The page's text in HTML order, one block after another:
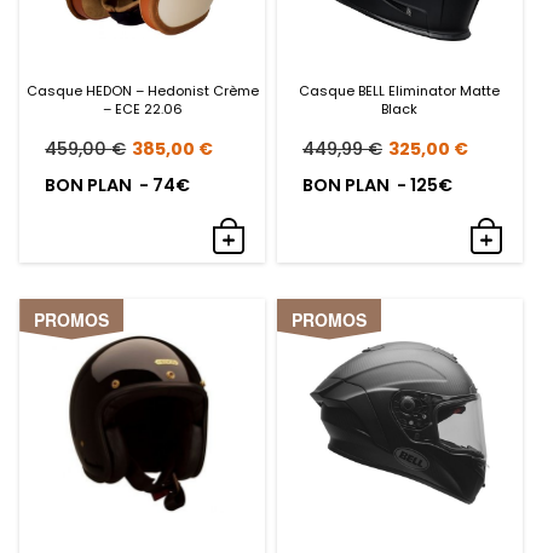
Casque HEDON – Hedonist Crème
– ECE 22.06
459,00€ Le
prix
385,00 €Le
actuel
est :
BON PLAN - 74€
Casque BELL Eliminator Matte
Black
449,99€ Le
prix
325,00 €Le
est :
BON PLAN - 125€
PROMOS PROMOS